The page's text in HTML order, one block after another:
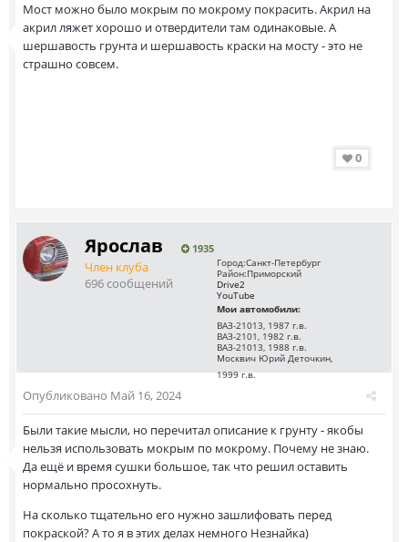
Мост можно было мокрым по мокрому покрасить. Акрил на
акрил ляжет хорошо и отвердители там одинаковые. А
шершавость грунта и шершавость краски на мосту - это не
страшно совсем.
0
Ярослав 1935
Член клуба
696 сообщений
Город:Санкт-Петербург
Район:Приморский
Drive2
YouTube
Мои автомобили:
ВАЗ-21013, 1987 г.в.
ВАЗ-2101, 1982 г.в.
ВАЗ-21013, 1988 г.в.
Москвич Юрий Деточкин,
1999 г.в.
Опубликовано Май 16, 2024
Были такие мысли, но перечитал описание к грунту - якобы
нельзя использовать мокрым по мокрому. Почему не знаю.
Да ещё и время сушки большое, так что решил оставить
нормально просохнуть.
На сколько тщательно его нужно зашлифовать перед
покраской? А то я в этих делах немного Незнайка)